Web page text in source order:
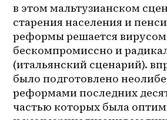
в этом мальтузианском
старения населения и
реформы решается вирусом
бескомпромиссно и
(итальянский сценарий).
было подготовлено
реформами последних
частью которых была